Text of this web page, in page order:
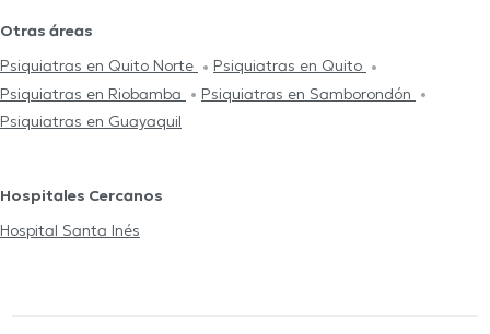
Otras áreas
Psiquiatras en Quito Norte
Psiquiatras en Quito
Psiquiatras en Riobamba
Psiquiatras en Samborondón
Psiquiatras en Guayaquil
Hospitales Cercanos
Hospital Santa Inés